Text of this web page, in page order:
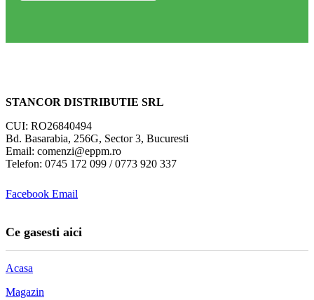
STANCOR DISTRIBUTIE SRL
CUI: RO26840494
Bd. Basarabia, 256G, Sector 3, Bucuresti
Email: comenzi@eppm.ro
Telefon: 0745 172 099 / 0773 920 337
Facebook Email
Ce gasesti aici
Acasa
Magazin